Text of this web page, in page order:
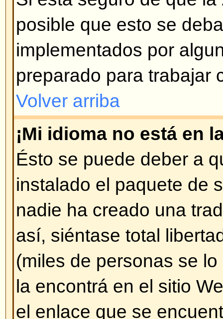
Fácil -- pulse en el botón
en un foro o en un tema. Puede
registrarse para poder crear
que tiene en cada lugar del foro
parte inferior de cada página (
Puede hacer encuestas..
Volver arriba
¿Cómo modifico o borro un
A menos que sea administrador
sólo puede borrar o modificar
ingresado Ud. mismo. Puede
pulsando enEditar. Si alguien
mensaje, encontrará un
diciendo que ha sido
hecho. No aparece si fue un
administrador el que lo modificó